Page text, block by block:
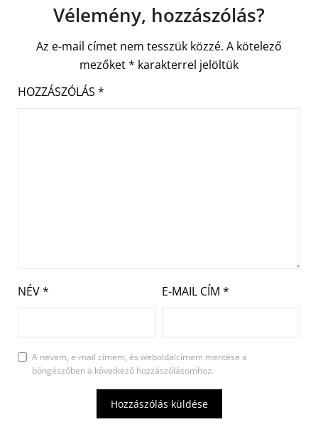
Vélemény, hozzászólás?
Az e-mail címet nem tesszük közzé. A kötelező
mezőket* karakterrel jelöltük
HOZZÁSZÓLÁS *
NÉV* E-MAIL CÍM *
A nevem, e-mail címem, és weboldalcímem mentése a
böngészőben a következő hozzászólásomhoz.